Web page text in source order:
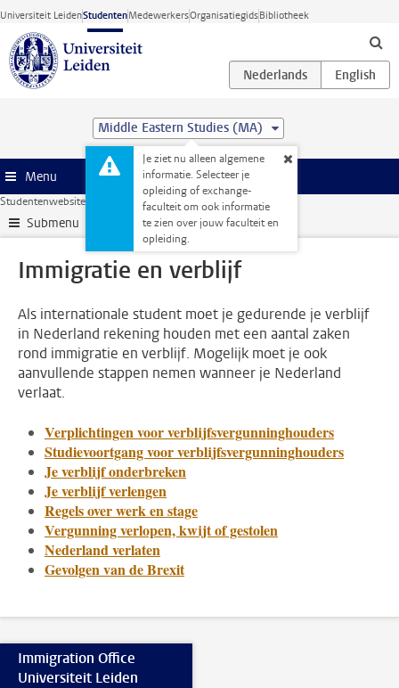
Ga direct naar de inhoud
Universiteit LeidenStudentenMedewerkersOrganisatiegidsBibliotheek
Middle Eastern Studies (MA)
Je ziet nu alleen algemene
informatie. Selecteer je
opleiding of exchange-
faculteit om ook informatie
te zien over jouw faculteit en
opleiding.
Menu
Studentenwebsite Administratie Immigratie en verblijf
Submenu
Immigratie en verblijf
Als internationale student moet je gedurende je verblijf
in Nederland rekening houden met een aantal zaken
rond immigratie en verblijf. Mogelijk moet je ook
aanvullende stappen nemen wanneer je Nederland
verlaat.
Verplichtingen voor verblijfsvergunninghouders
Studievoortgang voor verblijfsvergunninghouders
Je verblijf onderbreken
Je verblijf verlengen
Regels over werk en stage
Vergunning verlopen, kwijt of gestolen
Nederland verlaten
Gevolgen van de Brexit
Immigration Office
Universiteit Leiden